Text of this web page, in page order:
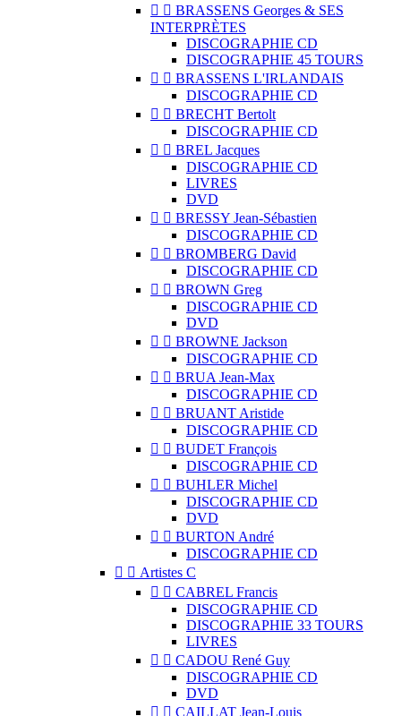
  BRASSENS Georges & SES
INTERPRÈTES
DISCOGRAPHIE CD
DISCOGRAPHIE 45 TOURS
  BRASSENS L'IRLANDAIS
DISCOGRAPHIE CD
  BRECHT Bertolt
DISCOGRAPHIE CD
  BREL Jacques
DISCOGRAPHIE CD
LIVRES
DVD
  BRESSY Jean-Sébastien
DISCOGRAPHIE CD
  BROMBERG David
DISCOGRAPHIE CD
  BROWN Greg
DISCOGRAPHIE CD
DVD
  BROWNE Jackson
DISCOGRAPHIE CD
  BRUA Jean-Max
DISCOGRAPHIE CD
  BRUANT Aristide
DISCOGRAPHIE CD
  BUDET François
DISCOGRAPHIE CD
  BUHLER Michel
DISCOGRAPHIE CD
DVD
  BURTON André
DISCOGRAPHIE CD
  Artistes C
  CABREL Francis
DISCOGRAPHIE CD
DISCOGRAPHIE 33 TOURS
LIVRES
  CADOU René Guy
DISCOGRAPHIE CD
DVD
  CAILLAT Jean-Louis